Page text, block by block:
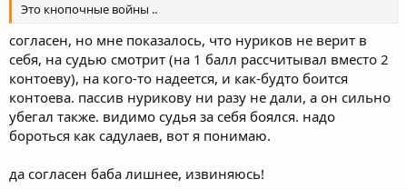
Это кнопочные войны ..
согласен, но мне показалось, что нуриков не верит в
себя, на судью смотрит (на 1 балл рассчитывал вместо 2
контоеву), на кого-то надеется, и как-будто боится
контоева. пассив нурикову ни разу не дали, а он сильно
убегал также. видимо судья за себя боялся. надо
бороться как садулаев, вот я понимаю.
да согласен баба лишнее, извиняюсь!